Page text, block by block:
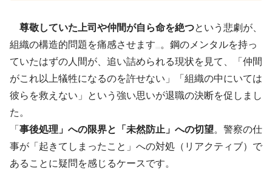
尊敬していた上司や仲間が自ら命を絶つという悲劇が、
組織の構造的問題を痛感させます
。鋼のメンタルを持っ
ていたはずの人間が、追い詰められる現状を見て、「仲間
がこれ以上犠牲になるのを許せない」「組織の中にいては
彼らを救えない」という強い思いが退職の決断を促しまし
た 。
「 事後処理」への限界と「未然防止」への切望。 警察の仕
事が「起きてしまったこと」への対処（リアクティブ）で
あることに疑問を感じるケースです。